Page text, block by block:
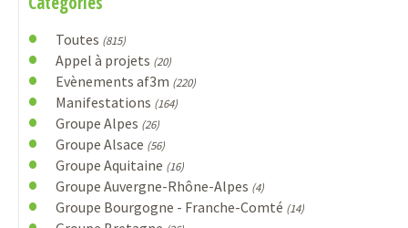
Toutes (815)
Appel à projets (20)
Evènements af3m (220)
Manifestations (164)
Groupe Alpes (26)
Groupe Alsace (56)
Groupe Aquitaine (16)
Groupe Auvergne-Rhône-Alpes (4)
Groupe Bourgogne - Franche-Comté (14)